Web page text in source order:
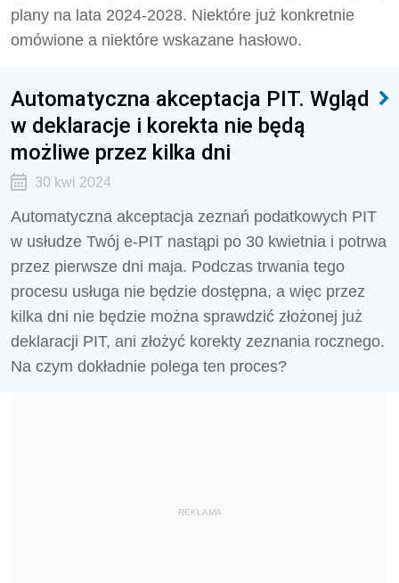
plany na lata 2024-2028. Niektóre już konkretnie
omówione a niektóre wskazane hasłowo.
Automatyczna akceptacja PIT. Wgląd
w deklaracje i korekta nie będą
możliwe przez kilka dni
30 kwi 2024
Automatyczna akceptacja zeznań podatkowych PIT
w usłudze Twój e-PIT nastąpi po 30 kwietnia i potrwa
przez pierwsze dni maja. Podczas trwania tego
procesu usługa nie będzie dostępna, a więc przez
kilka dni nie będzie można sprawdzić złożonej już
deklaracji PIT, ani złożyć korekty zeznania rocznego.
Na czym dokładnie polega ten proces?
REKLAMA